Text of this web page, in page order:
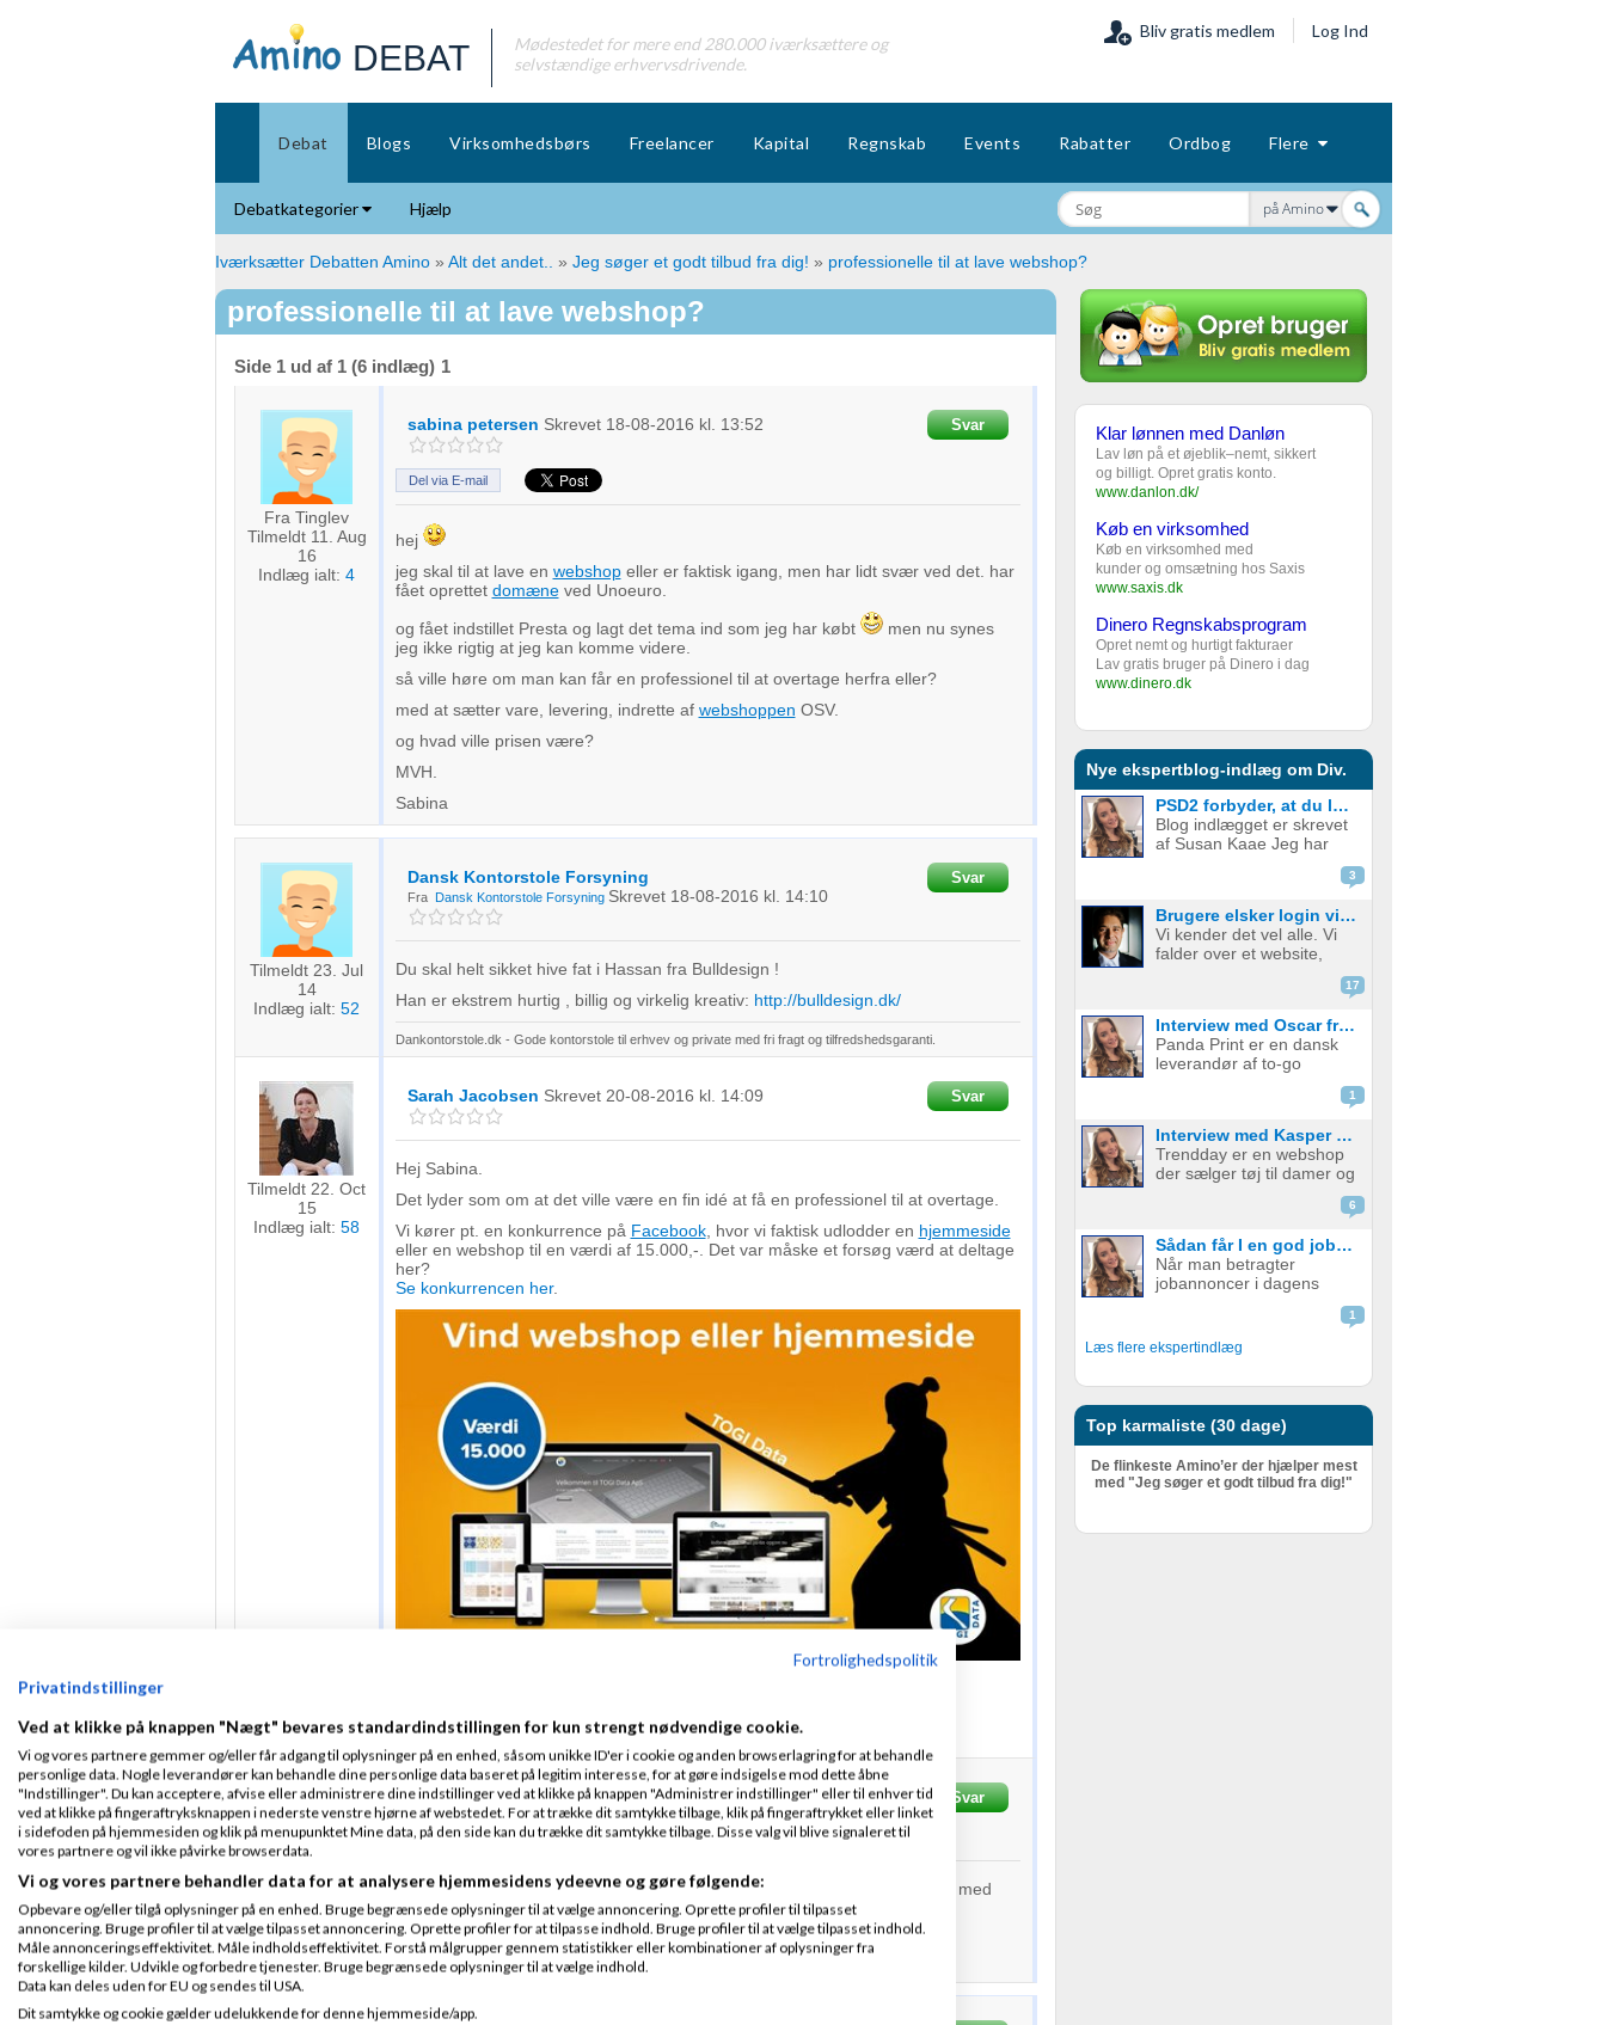
DEBAT
Mødestedet for mere end 280.000 iværksættere og
selvstændige erhvervsdrivende.
Bliv gratis medlem Log Ind
Debat Blogs Virksomhedsbørs Freelancer Kapital Regnskab Events Rabatter Ordbog Flere
Debatkategorier Hjælp på Amino
Iværksætter Debatten Amino » Alt det andet.. » Jeg søger et godt tilbud fra dig! » professionelle til at lave webshop?
professionelle til at lave webshop?
Side 1 ud af 1 (6 indlæg) 1
Fra Tinglev
Tilmeldt 11. Aug
16
Indlæg ialt: 4
sabina petersen Skrevet 18-08-2016 kl. 13:52 Svar
Del via E-mail
hej
jeg skal til at lave en webshopeller er faktisk igang, men har lidt svær ved det. har
fået oprettet domæneved Unoeuro.
og fået indstillet Presta og lagt det tema ind som jeg har købt
men nu synes
jeg ikke rigtig at jeg kan komme videre.
så ville høre om man kan får en professionel til at overtage herfra eller?
med at sætter vare, levering, indrette af webshoppen OSV.
og hvad ville prisen være?
MVH.
Sabina
Tilmeldt 23. Jul
14
Indlæg ialt: 52
Dansk Kontorstole Forsyning
Fra Dansk Kontorstole Forsyning Skrevet 18-08-2016 kl. 14:10
Svar
Du skal helt sikket hive fat i Hassan fra Bulldesign !
Han er ekstrem hurtig , billig og virkelig kreativ: http://bulldesign.dk/
Dankontorstole.dk - Gode kontorstole til erhvev og private med fri fragt og tilfredshedsgaranti.
Tilmeldt 22. Oct
15
Indlæg ialt: 58
Sarah Jacobsen Skrevet 20-08-2016 kl. 14:09 Svar
Hej Sabina.
Det lyder som om at det ville være en fin idé at få en professionel til at overtage.
Vi kører pt. en konkurrence på Facebook, hvor vi faktisk udlodder en hjemmeside
eller en webshop til en værdi af 15.000,-. Det var måske et forsøg værd at deltage
her?
Se konkurrencen her.
Sarah Jacobsen
Projektleder i TOGI Data ApS
Fra Aarhus C
Tilmeldt 14. Mar
14
Indlæg ialt:2152
Simon Børsting SørensenFra Erhvervshjemmesider.dk ApS
Skrevet20-08-2016kl. 17:19
Svar
Prøv at lav en op gave påAmino Freelance, hvor du angivet kompetencer med
Prestashop, så er jeg sikker på at du får nogle kvalificerede bud :-)
Klar lønnen med Danløn
Lav løn på et øjeblik–nemt, sikkert
og billigt. Opret gratis konto.
www.danlon.dk/
Køb en virksomhed
Køb en virksomhed med
kunder og omsætning hos Saxis
www.saxis.dk
Dinero Regnskabsprogram
Opret nemt og hurtigt fakturaer
Lav gratis bruger på Dinero i dag
www.dinero.dk
Nye ekspertblog-indlæg om Div.
PSD2 forbyder, at du lægger kortgebyret ud til dine kunder fra 1. januar 2018
Blog indlægget er skrevet
af Susan Kaae Jeg har
arbejdet med eCommerce
siden 2000 og med online
stillinger med titler som
Chief Product
Officer/CPO, Sales
3
Brugere elsker login via sociale medier
Vi kender det vel alle. Vi
falder over et website,
ved at være der, lige ved
at have gennemført
signup, men hvad nu? Jeg
17
Interview med Oscar fra Panda Print
Panda Print er en dansk
leverandør af to-go
emballage - med og uden
print. Firmaet startede i år
papkrus med tryk, men
har siden udvidet
sortimentet og tilbyder nu
1
Interview med Kasper fra Trendday
Trendday er en webshop
der sælger tøj til damer og
Bag Trendday er de to
unge iværksættere
Camilla og Kasper. I dette
6
Sådan får I en god jobannonce
Når man betragter
jobannoncer i dagens
personlige og faglige
kompetencer. En
ikke ualmindeligt at find...
1
Læs flere ekspertindlæg
Top karmaliste (30 dage)
De flinkeste Amino’er der hjælper mest
med "Jeg søger et godt tilbud fra dig!"
Fortrolighedspolitik
Privatindstillinger
Ved at klikke på knappen "Nægt" bevares standardindstillingen for kun strengt nødvendige cookie.
Vi og vores partnere gemmer og/eller får adgang til oplysninger på en enhed, såsom unikke ID'er i cookie og anden browserlagring for at behandle
personlige data. Nogle leverandører kan behandle dine personlige data baseret på legitim interesse, for at gøre indsigelse mod dette åbne
"Indstillinger". Du kan acceptere, afvise eller administrere dine indstillinger ved at klikke på knappen "Administrer indstillinger" eller til enhver tid
ved at klikke på fingeraftryksknappen i nederste venstre hjørne af webstedet. For at trække dit samtykke tilbage, klik på fingeraftrykket eller linket
i sidefoden på hjemmesiden og klik på menupunktet Mine data, på den side kan du trække dit samtykke tilbage. Disse valg vil blive signaleret til
vores partnere og vil ikke påvirke browserdata.
Vi og vores partnere behandler data for at analysere hjemmesidens ydeevne og gøre følgende:
Opbevare og/eller tilgå oplysninger på en enhed. Bruge begrænsede oplysninger til at vælge annoncering. Oprette profiler til tilpasset
annoncering. Bruge profiler til at vælge tilpasset annoncering. Oprette profiler for at tilpasse indhold. Bruge profiler til at vælge tilpasset indhold.
Måle annonceringseffektivitet. Måle indholdseffektivitet. Forstå målgrupper gennem statistikker eller kombinationer af oplysninger fra
forskellige kilder. Udvikle og forbedre tjenester. Bruge begrænsede oplysninger til at vælge indhold.
Data kan deles uden for EU og sendes til USA.
Dit samtykke og cookie gælder udelukkende for denne hjemmeside/app.